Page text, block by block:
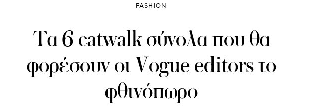
FASHION
Τα 6 catwalk σύνολα που θα
φορέσουν οι Vogue editors το
φθινόπωρο